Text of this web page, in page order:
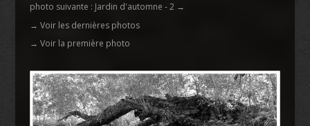
photo suivante : Jardin d'automne - 2→
→ Voir les dernières photos
→ Voir la première photo